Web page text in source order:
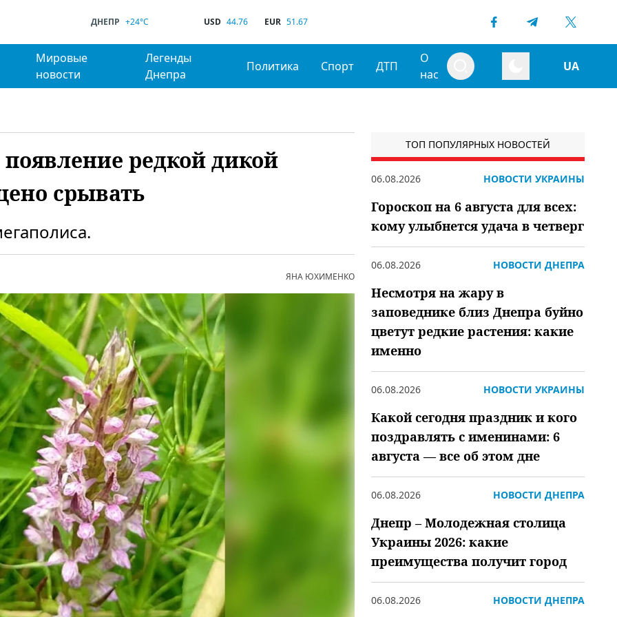
ДНЕПР +24°C USD 44.76 EUR 51.67
Мировые
новости
Легенды
Днепра
Политика Спорт ДТП
О
нас
UA
редкой дикой
срывать
ЯНА ЮХИМЕНКО
ТОП ПОПУЛЯРНЫХ НОВОСТЕЙ
06.08.2026 НОВОСТИ УКРАИНЫ
Гороскоп на 6 августа для всех:
кому улыбнется удача в четверг
06.08.2026 НОВОСТИ ДНЕПРА
Несмотря на жару в
заповеднике близ Днепра буйно
цветут редкие растения: какие
именно
06.08.2026 НОВОСТИ УКРАИНЫ
Какой сегодня праздник и кого
поздравлять с именинами: 6
августа — все об этом дне
06.08.2026 НОВОСТИ ДНЕПРА
Днепр – Молодежная столица
Украины 2026: какие
преимущества получит город
06.08.2026 НОВОСТИ ДНЕПРА